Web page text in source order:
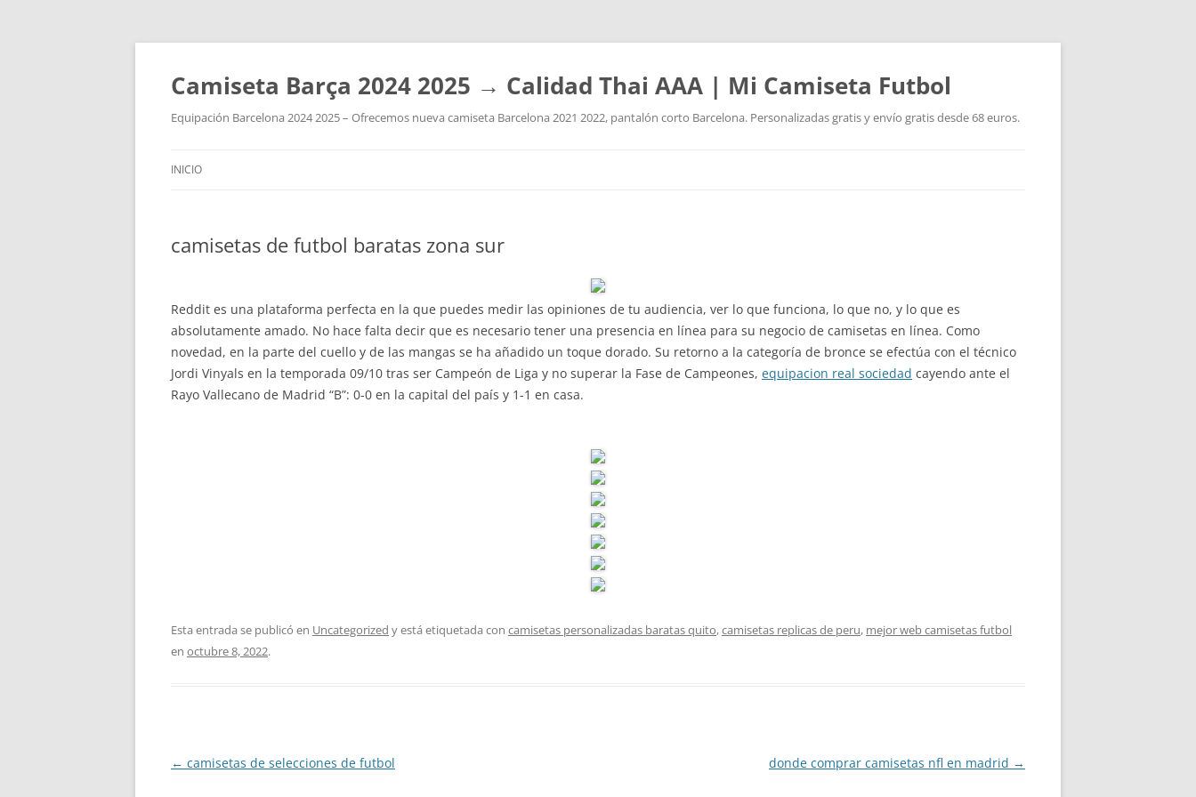
Camiseta Barça 2024 2025 → Calidad Thai AAA | Mi Camiseta Futbol
Equipación Barcelona 2024 2025 – Ofrecemos nueva camiseta Barcelona 2021 2022, pantalón corto Barcelona. Personalizadas gratis y envío gratis desde 68 euros.
INICIO
camisetas de futbol baratas zona sur
Reddit es una plataforma perfecta en la que puedes medir las opiniones de tu audiencia, ver lo que funciona, lo que no, y lo que es
absolutamente amado. No hace falta decir que es necesario tener una presencia en línea para su negocio de camisetas en línea. Como
novedad, en la parte del cuello y de las mangas se ha añadido un toque dorado. Su retorno a la categoría de bronce se efectúa con el técnico
Jordi Vinyals en la temporada 09/10 tras ser Campeón de Liga y no superar la Fase de Campeones, equipacion real sociedad cayendo ante el
Rayo Vallecano de Madrid “B”: 0-0 en la capital del país y 1-1 en casa.
Esta entrada se publicó en Uncategorized y está etiquetada con camisetas personalizadas baratas quito,camisetas replicas de peru, mejor web camisetas futbol
en octubre 8, 2022.
Navegación
← camisetas de selecciones de futbol donde comprar camisetas nfl en madrid →